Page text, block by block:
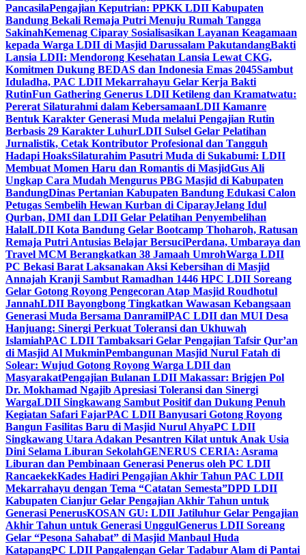
PancasilaPengajian Keputrian: PPKK LDII Kabupaten
Bandung Bekali Remaja Putri Menuju Rumah Tangga
SakinahKemenag Ciparay Sosialisasikan Layanan Keagamaan
kepada Warga LDII di Masjid Darussalam PakutandangBakti
Lansia LDII: Mendorong Kesehatan Lansia Lewat CKG,
Komitmen Dukung BEDAS dan Indonesia Emas 2045Sambut
Iduladha, PAC LDII Mekarrahayu Gelar Kerja Bakti
RutinFun Gathering Generus LDII Ketileng dan Kramatwatu:
Pererat Silaturahmi dalam KebersamaanLDII Kamanre
Bentuk Karakter Generasi Muda melalui Pengajian Rutin
Berbasis 29 Karakter LuhurLDII Sulsel Gelar Pelatihan
Jurnalistik, Cetak Kontributor Profesional dan Tangguh
Hadapi HoaksSilaturahim Pasutri Muda di Sukabumi: LDII
Membuat Momen Haru dan Romantis di MasjidGus Ali
Ungkap Cara Mudah Mengurus PBG Masjid di Kabupaten
BandungDinas Pertanian Kabupaten Bandung Edukasi Calon
Petugas Sembelih Hewan Kurban di CiparayJelang Idul
Qurban, DMI dan LDII Gelar Pelatihan Penyembelihan
HalalLDII Kota Bandung Gelar Bootcamp Thoharoh, Ratusan
Remaja Putri Antusias Belajar BersuciPerdana, Umbaraya dan
Travel MCM Berangkatkan 38 Jamaah UmrohWarga LDII
PC Bekasi Barat Laksanakan Aksi Kebersihan di Masjid
Annajah Kranji Sambut Ramadhan 1446 HPC LDII Soreang
Gelar Gotong Royong Pengecoran Atap Masjid Roudhotul
JannahLDII Bayongbong Tingkatkan Wawasan Kebangsaan
Generasi Muda Bersama DanramilPAC LDII dan MUI Desa
Hanjuang: Sinergi Perkuat Toleransi dan Ukhuwah
IslamiahPAC LDII Tambaksari Gelar Pengajian Tafsir Qur’an
di Masjid Al MukminPembangunan Masjid Nurul Fatah di
Solear: Wujud Gotong Royong Warga LDII dan
MasyarakatPengajian Bulanan LDII Makassar: Brigjen Pol
Dr. Mokhamad Ngajib Apresiasi Toleransi dan Sinergi
WargaLDII Singkawang Sambut Positif dan Dukung Penuh
Kegiatan Safari FajarPAC LDII Banyusari Gotong Royong
Bangun Fasilitas Baru di Masjid Nurul AhyaPC LDII
Singkawang Utara Adakan Pesantren Kilat untuk Anak Usia
Dini Selama Liburan SekolahGENERUS CERIA: Asrama
Liburan dan Pembinaan Generasi Penerus oleh PC LDII
RancaekekKades Hadiri Pengajian Akhir Tahun PAC LDII
Mekarrahayu dengan Tema “Catatan Semesta”DPD LDII
Kabupaten Cianjur Gelar Pengajian Akhir Tahun untuk
Generasi PenerusKOSAN GU: LDII Jatiluhur Gelar Pengajian
Akhir Tahun untuk Generasi UnggulGenerus LDII Soreang
Gelar “Pesona Sahabat” di Masjid Manbaul Huda
KatapangPC LDII Pangalengan Gelar Tadabur Alam di Pantai